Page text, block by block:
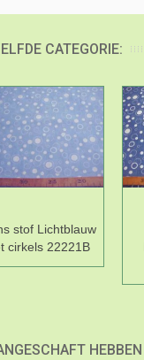
CATEGORIE:
stof Lichtblauw
cirkels 22221B